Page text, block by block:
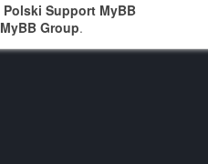
Polski Support MyBB
MyBB Group.